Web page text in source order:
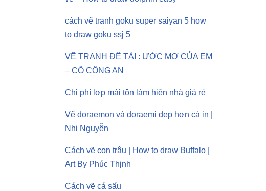
cách vẽ tranh goku super saiyan 5 how
to draw goku ssj 5
VẼ TRANH ĐỀ TÀI : ƯỚC MƠ CỦA EM
– CÔ CÔNG AN
Chi phí lợp mái tôn làm hiên nhà giá rẻ
Vẽ doraemon và doraemi đẹp hơn cả in |
Nhi Nguyễn
Cách vẽ con trâu | How to draw Buffalo |
Art By Phúc Thịnh
Cách vẽ cá sấu